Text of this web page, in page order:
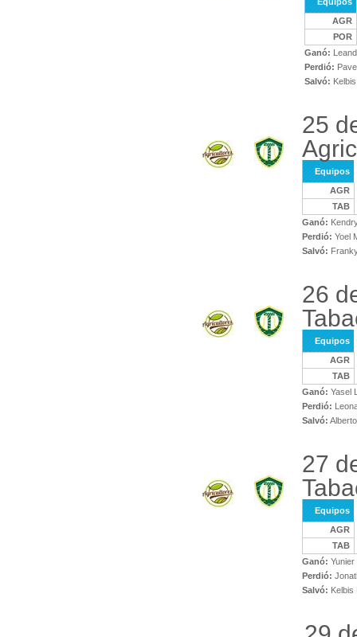
AGR
POR
Ganó:
Perdió:
Salvó:
25
Equipos
AGR
TAB
Ganó:
Perdió: Yoel
Salvó:
26
Equipos
AGR
TAB
Ganó: Yasel
Perdió:
Salvó:
27
Equipos
AGR
TAB
Ganó:
Perdió:
Salvó: Kelbis